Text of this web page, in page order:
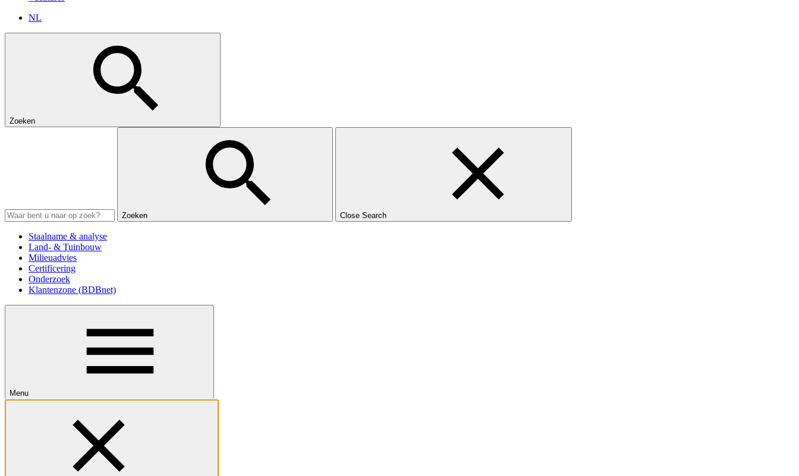
NL
Zoeken
Zoeken Close Search
Staalname & analyse
Land- & Tuinbouw
Milieuadvies
Certificering
Onderzoek
Klantenzone (BDBnet)
Menu